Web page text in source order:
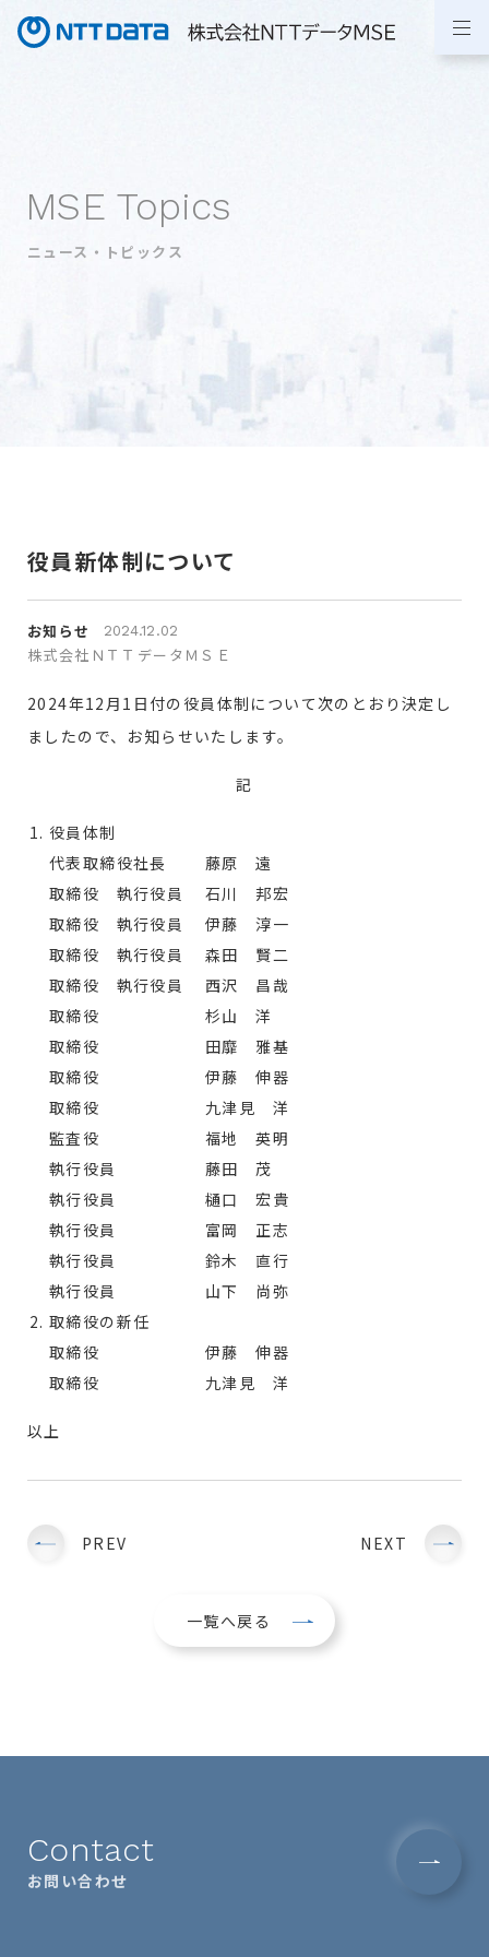
MSE Topics
ニュース・トピックス
役員新体制について
お知らせ 2024.12.02
株式会社ＮＴＴデータＭＳＥ
2024年12月1日付の役員体制について次のとおり決定し
ましたので、お知らせいたします。
記
役員体制
代表取締役社長 藤原 遠
取締役 執行役員 石川 邦宏
取締役 執行役員 伊藤 淳一
取締役 執行役員 森田 賢二
取締役 執行役員 西沢 昌哉
取締役 杉山 洋
取締役 田靡 雅基
取締役 伊藤 伸器
取締役 九津見 洋
監査役 福地 英明
執行役員 藤田 茂
執行役員 樋口 宏貴
執行役員 富岡 正志
執行役員 鈴木 直行
執行役員 山下 尚弥
取締役の新任
取締役 伊藤 伸器
取締役 九津見 洋
以上
PREV NEXT
一覧へ戻る
Contact
お問い合わせ